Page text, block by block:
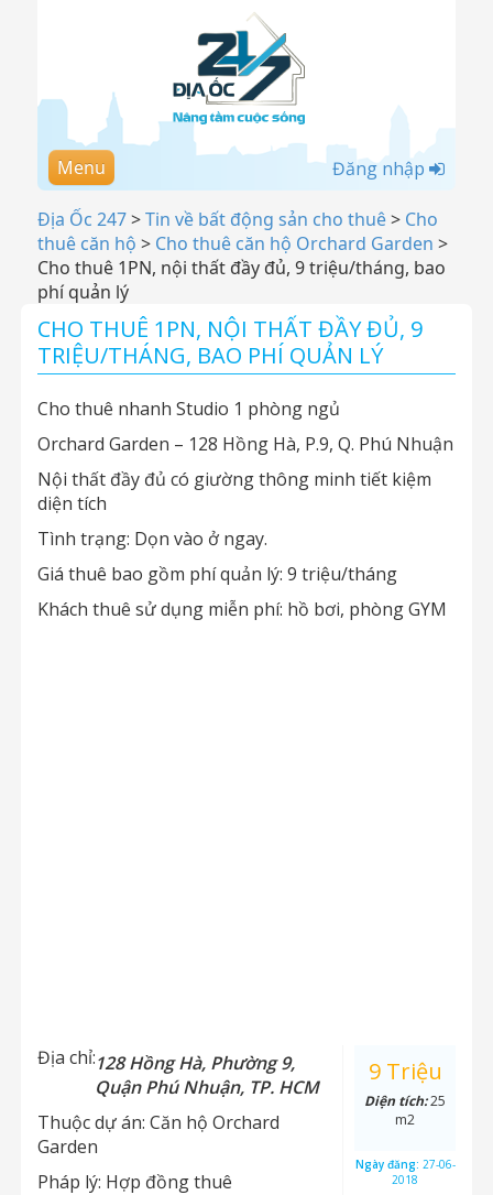
Menu Đăng nhập
Địa Ốc 247>Tin về bất động sản cho thuê> Cho
thuê căn hộ > Cho thuê căn hộ Orchard Garden >
Cho thuê 1PN, nội thất đầy đủ, 9 triệu/tháng, bao
phí quản lý
CHO THUÊ 1PN, NỘI THẤT ĐẦY ĐỦ, 9
TRIỆU/THÁNG, BAO PHÍ QUẢN LÝ
Cho thuê nhanh Studio 1 phòng ngủ
Orchard Garden – 128 Hồng Hà, P.9, Q. Phú Nhuận
Nội thất đầy đủ có giường thông minh tiết kiệm
diện tích
Tình trạng: Dọn vào ở ngay.
Giá thuê bao gồm phí quản lý: 9 triệu/tháng
Khách thuê sử dụng miễn phí: hồ bơi, phòng GYM
Địa chỉ:128 Hồng Hà, Phường 9,
Quận Phú Nhuận, TP. HCM
Thuộc dự án: Căn hộ Orchard
Garden
Pháp lý: Hợp đồng thuê
9 Triệu
Diện tích:25
m2
Ngày đăng: 27-06-
2018